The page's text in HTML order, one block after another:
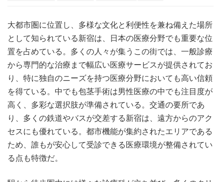
大都市圏に位置し、多様な文化と利便性を兼ね備えた場所
として知られている新宿は、日本の医療分野でも重要な位
置を占めている。 多くの人々が集うこの街では、一般診療
から専門的な治療まで幅広い医療サービスが提供されてお
り、特に独自のニーズを持つ医療分野においても高い信頼
を得ている。中でも包茎手術は男性医療の中でも注目度が
高く、多彩な選択肢が準備されている。交通の要所であ
り、多くの鉄道やバスが交差する新宿は、遠方からのアク
セスにも優れている。都市機能が集約されたエリアである
ため、誰もが安心して受診できる医療環境が整備されてい
る点も特徴だ。